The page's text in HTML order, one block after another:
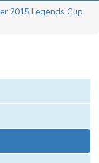
2015 Legends Cup